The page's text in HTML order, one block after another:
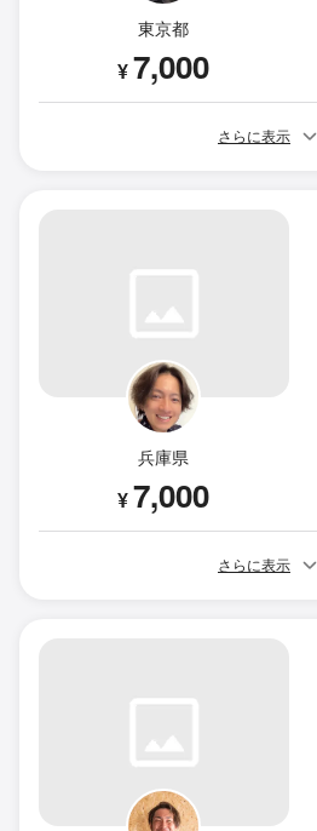
東京都
¥7,000
さらに表示
兵庫県
¥7,000
さらに表示